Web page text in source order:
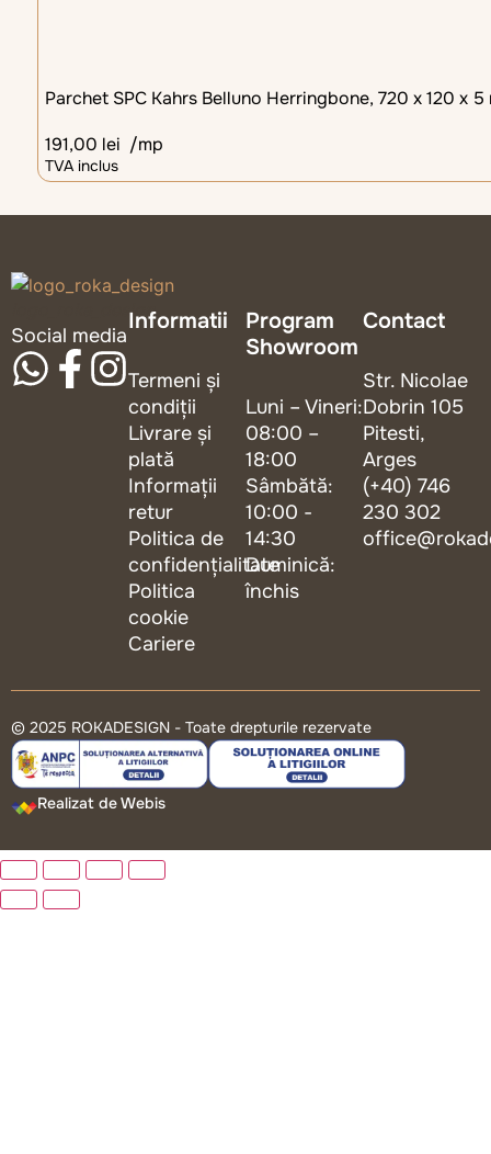
Parchet SPC Kahrs Belluno Herringbone, 720 x 120 x 5
191,00 lei /mp
TVA inclus
logo_roka_design
Social media
Informatii
Termeni și
condiții
Livrare și
plată
Informații
retur
Politica de
confidențialitate
Politica
cookie
Cariere
Program
Showroom
Luni – Vineri:
08:00 –
18:00
Sâmbătă:
10:00 -
14:30
Duminică:
închis
Contact
Str. Nicolae
Dobrin 105
Pitesti,
Arges
(+40) 746
230 302
© 2025 ROKADESIGN - Toate drepturile rezervate
Realizat de Webis